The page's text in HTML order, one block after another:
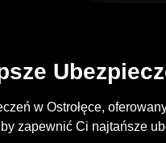
w Ostrołęce,
zapewnić Ci najtańsze